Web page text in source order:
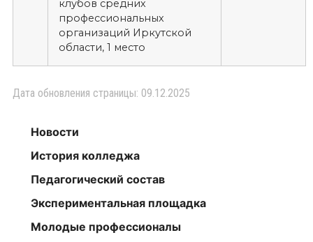
клубов средних
профессиональных
организаций Иркутской
области, 1 место
Дата обновления страницы: 09.12.2025
Новости
История колледжа
Педагогический состав
Экспериментальная площадка
Молодые профессионалы